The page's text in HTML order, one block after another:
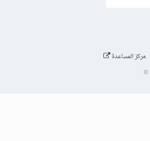
مركز المساعدة
©